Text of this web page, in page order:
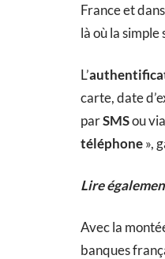
France et
là où la simple
L’
carte, date
parSMSou
téléphone»,
Lire
Avec la
banques